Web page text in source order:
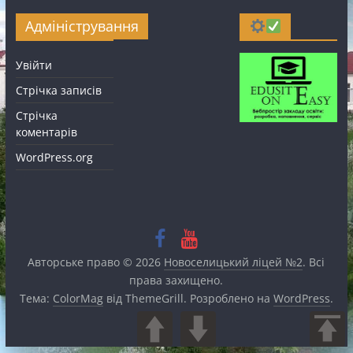
Адміністрування
Увійти
Стрічка записів
Стрічка
коментарів
WordPress.org
Авторське право © 2026 Новоселицький ліцей №2. Всі
права захищено.
Тема: ColorMagвід ThemeGrill. Розроблено на WordPress.